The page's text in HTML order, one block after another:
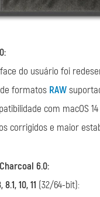
do usuário foi
formatos RAW
com macOS
corrigidos e maior
6.0:
10, 11 (32/64-bit):